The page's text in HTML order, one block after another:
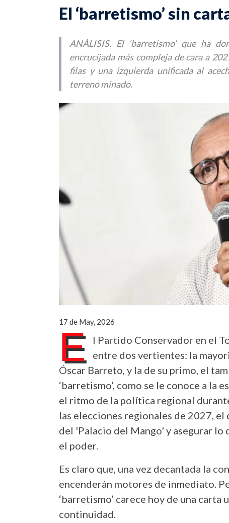
El ‘barretismo’ sin
ANÁLISIS. El ‘barretismo’ que ha
encrucijada más compleja de cara a
filas y una izquierda unificada al
terreno minado.
17 de May, 2026
E
l Partido Conservador en el
entre dos vertientes: la
Óscar Barreto, y la de su primo, el
‘barretismo’, como se le conoce a
el ritmo de la política regional
las elecciones regionales de 2027,
del 'Palacio del Mango' y asegurar
el poder.
Es claro que, una vez decantada la
encenderán motores de inmediato.
‘barretismo’ carece hoy de una
continuidad.